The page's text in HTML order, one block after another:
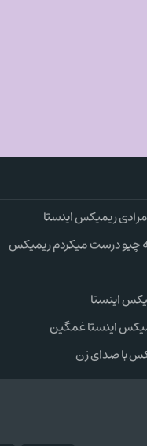
ریمیکس اینستا
چیو درست میکردم ریمیکس
اینستا
اینستا غمگین
با صدای زن